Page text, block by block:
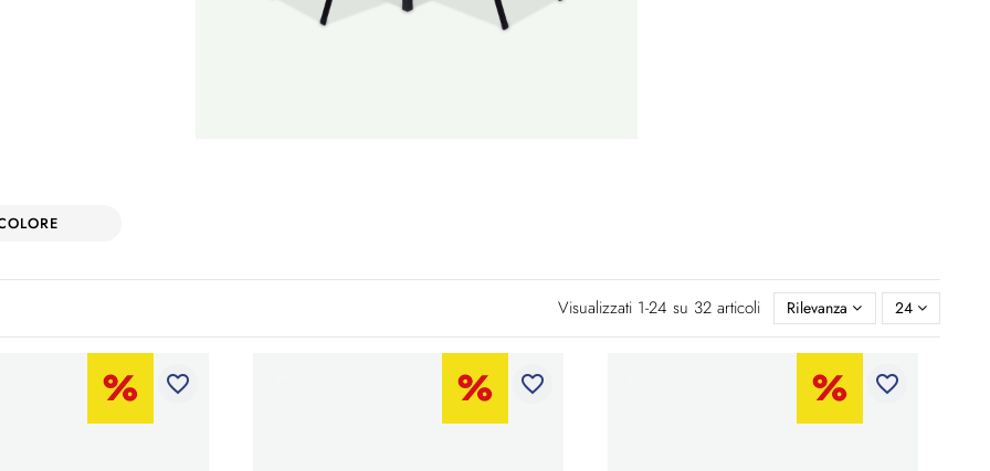
Visualizzati 1-24 su 32 articoli Rilevanza 24
favorite_border favorite_border favorite_border